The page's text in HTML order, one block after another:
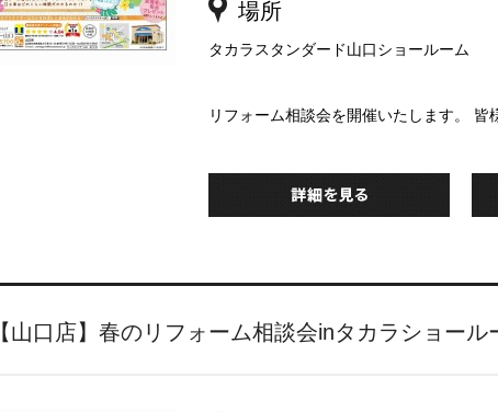
場所
タカラスタンダード山口ショールーム
リフォーム相談会を開催いたします。
【山口店】春のリフォーム相談会inタカラショール